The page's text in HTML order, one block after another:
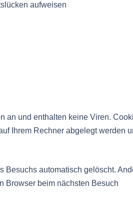
aufweisen
an und enthalten keine Viren.
Ihrem Rechner abgelegt werden
Besuchs automatisch gelöscht.
Browser beim nächsten Besuch